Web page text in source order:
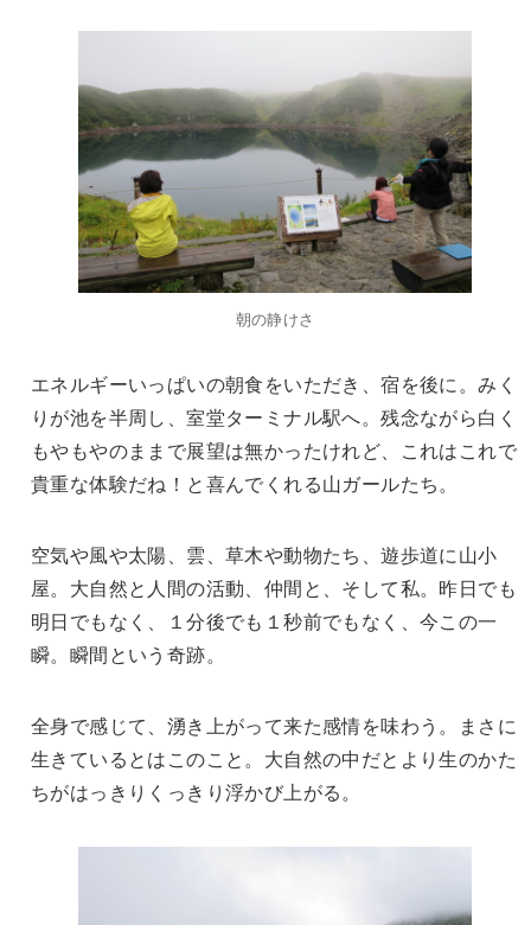
朝の静けさ
エネルギーいっぱいの朝食をいただき、宿を後に。みく
りが池を半周し、室堂ターミナル駅へ。残念ながら白く
もやもやのままで展望は無かったけれど、これはこれで
貴重な体験だね！と喜んでくれる山ガールたち。
空気や風や太陽、雲、草木や動物たち、遊歩道に山小
屋。大自然と人間の活動、仲間と、そして私。昨日でも
明日でもなく、１分後でも１秒前でもなく、今この一
瞬。瞬間という奇跡。
全身で感じて、湧き上がって来た感情を味わう。まさに
生きているとはこのこと。大自然の中だとより生のかた
ちがはっきりくっきり浮かび上がる。